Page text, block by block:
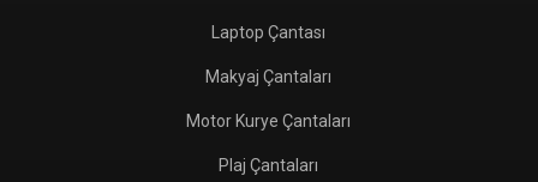
Laptop Çantası
Makyaj Çantaları
Motor Kurye Çantaları
Plaj Çantaları